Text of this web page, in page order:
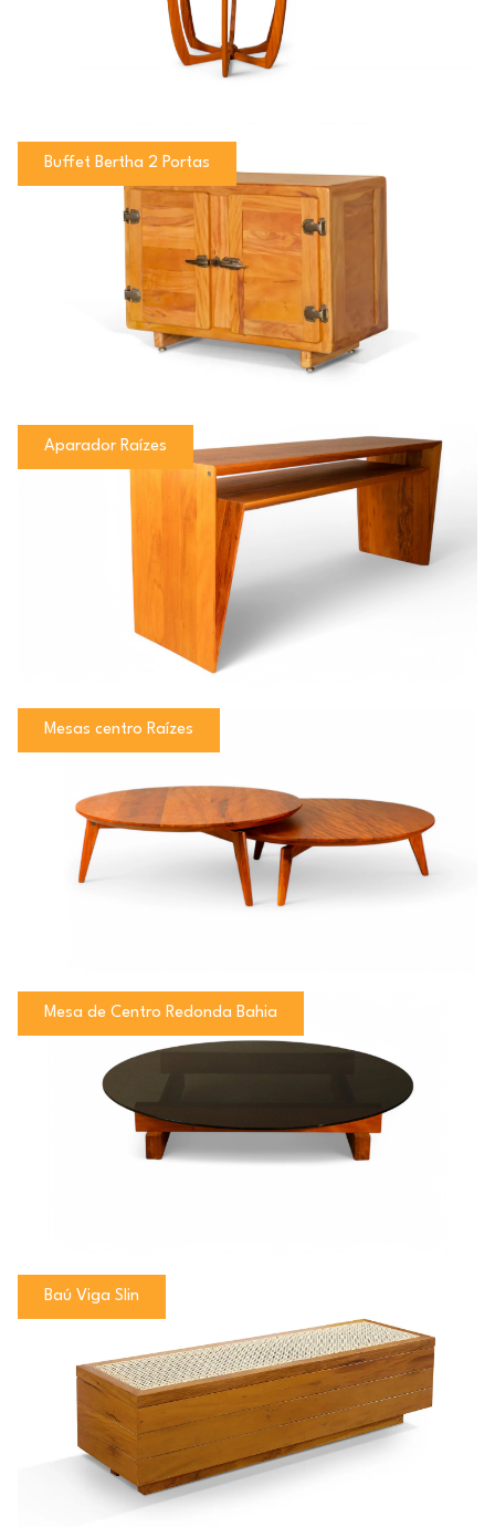
Buffet Bertha 2 Portas
Aparador Raízes
Mesas centro Raízes
Mesa de Centro Redonda Bahia
Baú Viga Slin